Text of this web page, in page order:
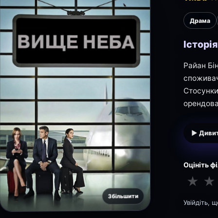
Збільшити
Драма
Райан
▶
Оцініть
★ ★
Увійдіть,